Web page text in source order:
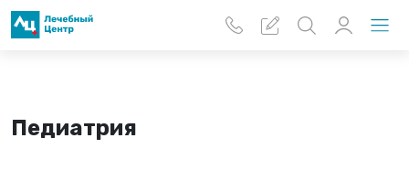
Перейти к основному содержанию
Педиатрия